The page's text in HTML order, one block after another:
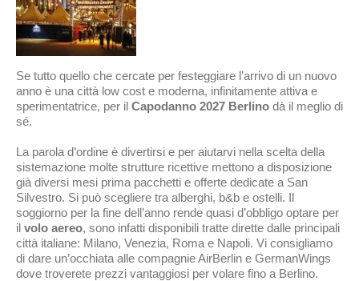
Se tutto quello che cercate per festeggiare l’arrivo di un nuovo
anno è una città low cost e moderna, infinitamente attiva e
sperimentatrice, per il Capodanno 2027 Berlino dà il meglio di
sé.
La parola d’ordine è divertirsi e per aiutarvi nella scelta della
sistemazione molte strutture ricettive mettono a disposizione
già diversi mesi prima pacchetti e offerte dedicate a San
Silvestro. Si può scegliere tra alberghi, b&b e ostelli. Il
soggiorno per la fine dell’anno rende quasi d’obbligo optare per
il volo aereo, sono infatti disponibili tratte dirette dalle principali
città italiane: Milano, Venezia, Roma e Napoli. Vi consigliamo
di dare un’occhiata alle compagnie AirBerlin e GermanWings
dove troverete prezzi vantaggiosi per volare fino a Berlino.